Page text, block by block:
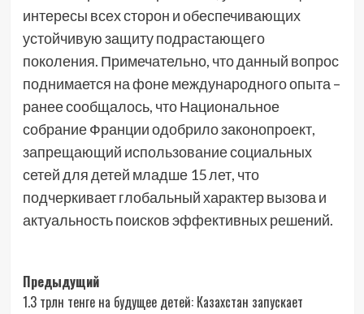
интересы всех сторон и обеспечивающих
устойчивую защиту подрастающего
поколения. Примечательно, что данный вопрос
поднимается на фоне международного опыта –
ранее сообщалось, что Национальное
собрание Франции одобрило законопроект,
запрещающий использование социальных
сетей для детей младше 15 лет, что
подчеркивает глобальный характер вызова и
актуальность поисков эффективных решений.
Навигация
Предыдущий
1.3 трлн тенге на будущее детей: Казахстан запускает